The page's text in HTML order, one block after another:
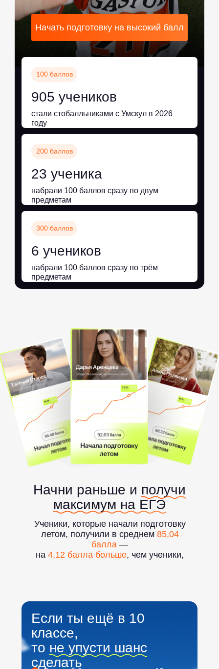
100 баллов
200 баллов
300 баллов
905 учеников
23 ученика
6 учеников
стали стобалльниками с Умскул в 2026
году
набрали 100 баллов сразу по двум
предметам
набрали 100 баллов сразу по трём
предметам
Начать подготовку на высокий балл
Ученики, которые начали подготовку
летом, получили в среднем 85,04
балла —
на 4,12 балла больше, чем ученики,
Начни раньше и получи
максимум на ЕГЭ
Если ты ещё в 10
классе,
то не упусти шанс
сделать